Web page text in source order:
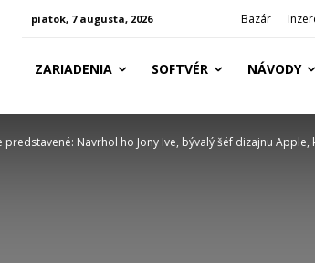
piatok, 7 augusta, 2026 Bazár
ZARIADENIA SOFTVÉR NÁVODY
predstavené: Navrhol ho Jony Ive, bývalý šéf dizajnu Apple,